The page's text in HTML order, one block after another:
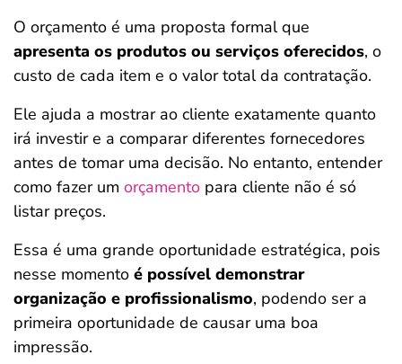
O orçamento é uma proposta formal que
apresenta os produtos ou serviços oferecidos, o
custo de cada item e o valor total da contratação.
Ele ajuda a mostrar ao cliente exatamente quanto
irá investir e a comparar diferentes fornecedores
antes de tomar uma decisão. No entanto, entender
como fazer um orçamento para cliente não é só
listar preços.
Essa é uma grande oportunidade estratégica, pois
nesse momento é possível demonstrar
organização e profissionalismo, podendo ser a
primeira oportunidade de causar uma boa
impressão.